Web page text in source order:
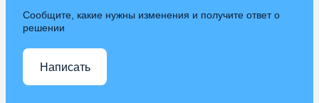
Сообщите, какие нужны изменения и получите ответ о
решении
Написать